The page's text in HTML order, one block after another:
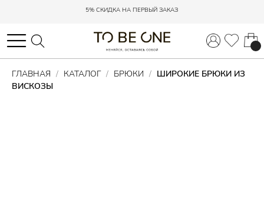
ДОСТАВКА С ПРИМЕРКОЙ ПО РОССИИ
ДОСТАВКА С ПРИМЕРКОЙ ПО РОССИИ
ГЛАВНАЯ КАТАЛОГ БРЮКИ
ШИРОКИЕ БРЮКИ ИЗ
ВИСКОЗЫ